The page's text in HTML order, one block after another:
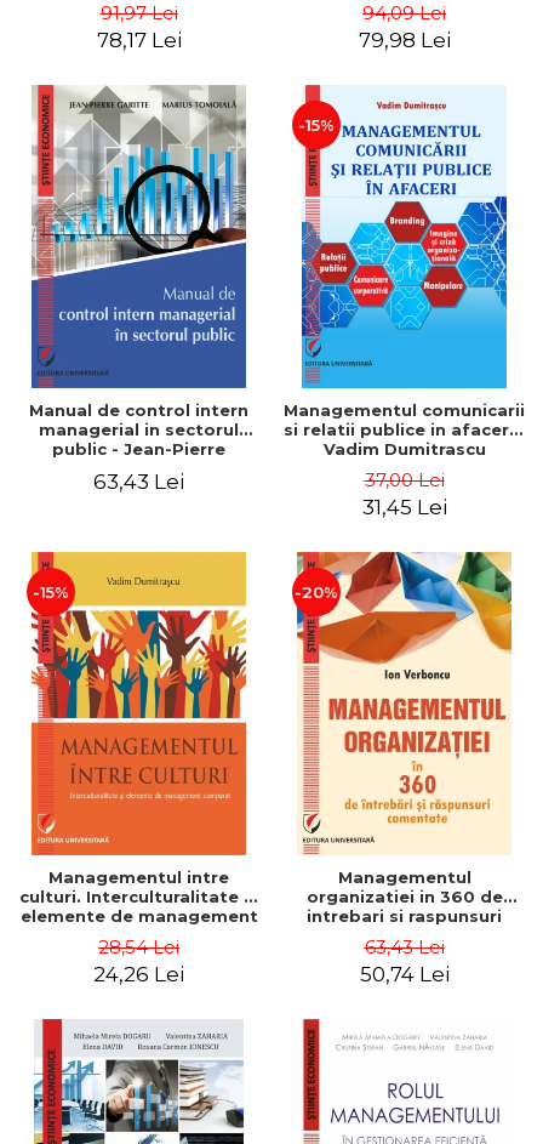
91,97 Lei
78,17 Lei
Nicolescu, Ciprian
Nicolescu
94,09 Lei
79,98 Lei
Manual de control intern
managerial in sectorul
public - Jean-Pierre
63,43 Lei
-15%
Managementul comunicarii
si relatii publice in afaceri -
Vadim Dumitrascu
37,00 Lei
31,45 Lei
-15%
Managementul intre
culturi. Interculturalitate si
elemente de management
Dumitrascu
28,54 Lei
24,26 Lei
-20%
Managementul
organizatiei in 360 de
intrebari si raspunsuri
63,43 Lei
50,74 Lei